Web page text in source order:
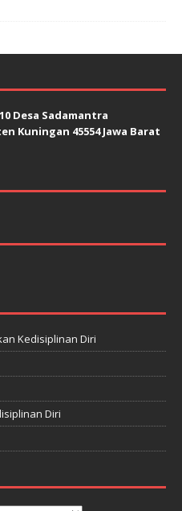
Desa Sadamantra
Kuningan 45554 Jawa Barat
Kedisiplinan Diri
Diri